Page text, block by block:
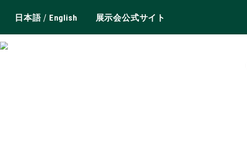
日本語/ English 展示会公式サイト